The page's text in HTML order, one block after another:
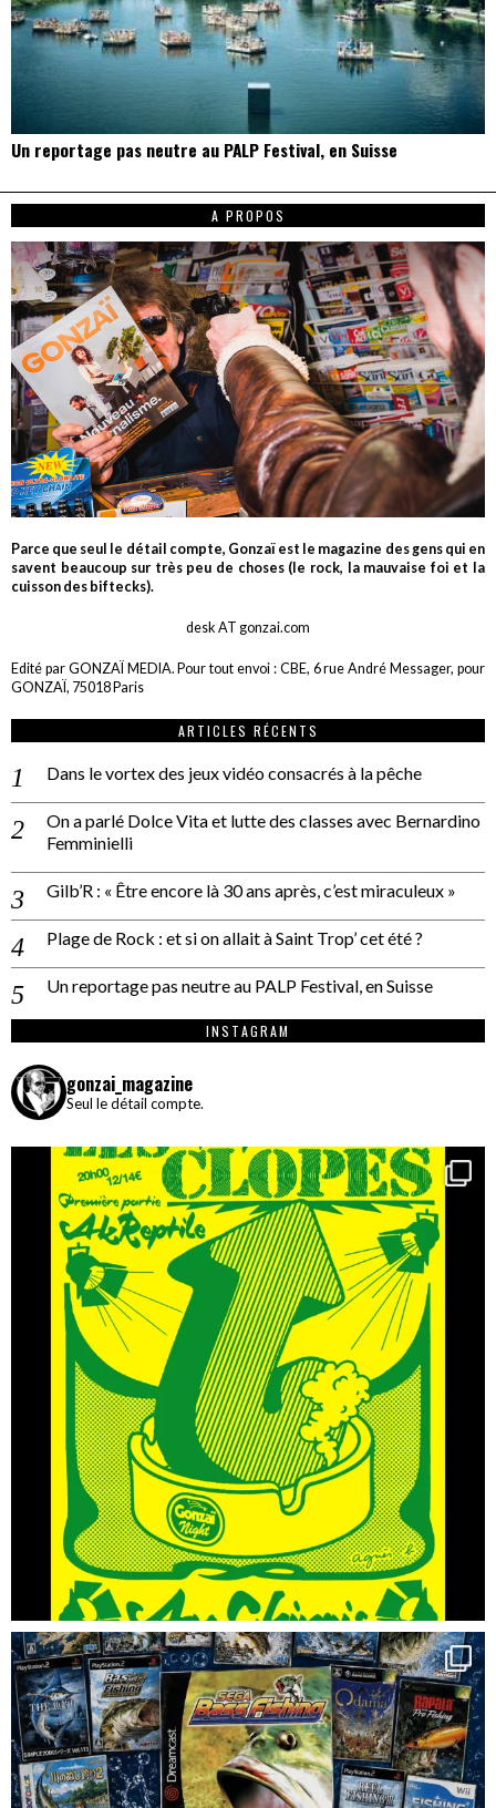
Un reportage pas neutre au PALP Festival, en Suisse
A PROPOS
Parce que seul le détail compte, Gonzaï est le magazine des gens qui en
savent beaucoup sur très peu de choses (le rock, la mauvaise foi et la
cuisson des biftecks).
desk AT gonzai.com
Edité par GONZAÏ MEDIA. Pour tout envoi : CBE, 6 rue André Messager, pour
GONZAÏ, 75018 Paris
ARTICLES RÉCENTS
Dans le vortex des jeux vidéo consacrés à la pêche
On a parlé Dolce Vita et lutte des classes avec Bernardino
Femminielli
Gilb’R : « Être encore là 30 ans après, c’est miraculeux »
Plage de Rock : et si on allait à Saint Trop’ cet été ?
Un reportage pas neutre au PALP Festival, en Suisse
INSTAGRAM
gonzai_magazine
Seul le détail compte.